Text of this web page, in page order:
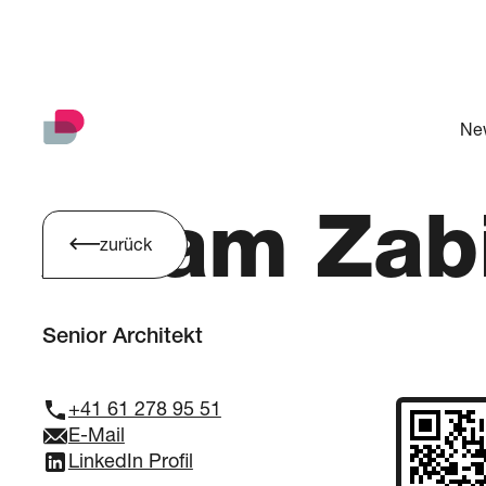
zurück
Adam
Senior Architekt
+41 61 278 95 51
E-Mail
LinkedIn Profil